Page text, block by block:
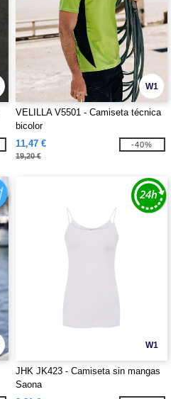
W1
VELILLA V5501 - Camiseta técnica
bicolor
11,47 €
19,20 €
-40%
W1
JHK JK423 - Camiseta sin mangas
Saona